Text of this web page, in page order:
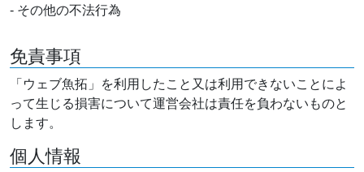
- その他の不法行為
免責事項
「ウェブ魚拓」を利用したこと又は利用できないことによ
って生じる損害について運営会社は責任を負わないものと
します。
個人情報